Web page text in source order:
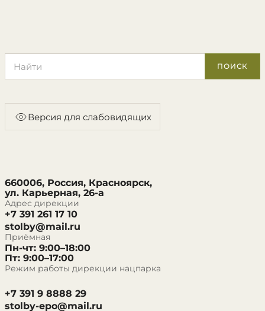
ПОИСК
Версия для слабовидящих
660006, Россия, Красноярск,
ул. Карьерная, 26-а
Адрес дирекции
+7 391 261 17 10
stolby@mail.ru
Приёмная
Пн-чт: 9:00–18:00
Пт: 9:00–17:00
Режим работы дирекции нацпарка
+7 391 9 8888 29
stolby-epo@mail.ru